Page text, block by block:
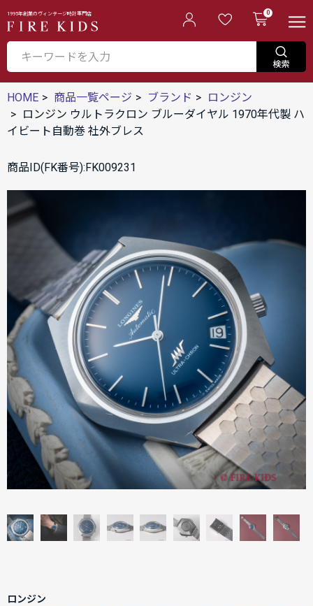
1995年創業のヴィンテージ時計専門店 0
HOME 商品一覧ページ ブランド
ロンジン
ロンジン ウルトラクロン ブルーダイヤル 1970年代製 ハ
イビート自動巻 社外ブレス
商品ID(FK番号):FK009231
ロンジン